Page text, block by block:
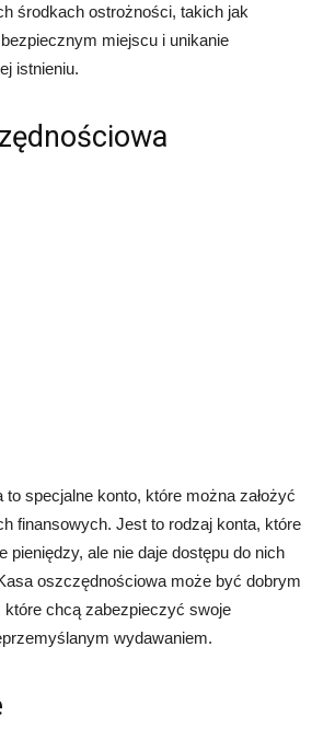
środkach ostrożności, takich jak
miejscu i unikanie
istnieniu.
specjalne konto, które można założyć
finansowych. Jest to rodzaj konta, które
pieniędzy, ale nie daje dostępu do nich
oszczędnościowa może być dobrym
które chcą zabezpieczyć swoje
wydawaniem.